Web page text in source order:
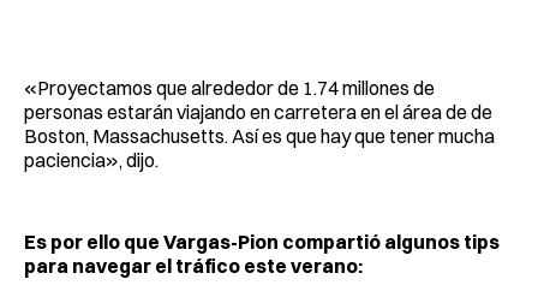
«Proyectamos que alrededor de 1.74 millones de
personas estarán viajando en carretera en el área de de
Boston, Massachusetts. Así es que hay que tener mucha
paciencia», dijo.
Es por ello que Vargas-Pion compartió algunos tips
para navegar el tráfico este verano: